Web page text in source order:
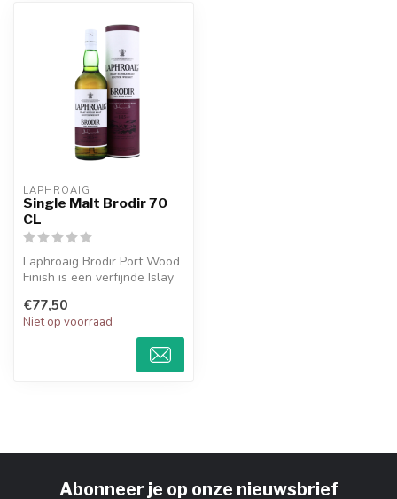
LAPHROAIG
Single Malt Brodir 70
CL
Laphroaig Brodir Port Wood
Finish is een verfijnde Islay
€77,50
Niet op voorraad
Abonneer je op onze nieuwsbrief